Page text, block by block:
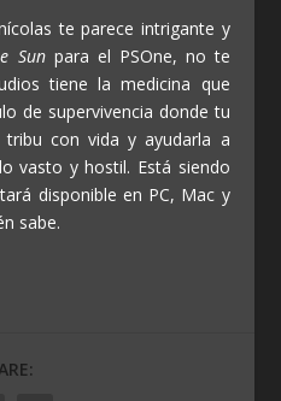
te parece intrigante y
Sun para el PSOne, no te
tiene la medicina que
de supervivencia donde tu
con vida y ayudarla a
vasto y hostil. Está siendo
disponible en PC, Mac y
sabe.